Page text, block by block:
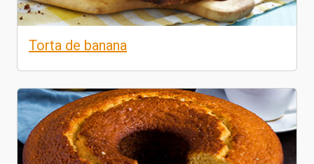
Torta de banana